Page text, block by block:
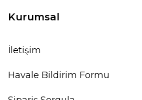
Kurumsal
İletişim
Havale Bildirim Formu